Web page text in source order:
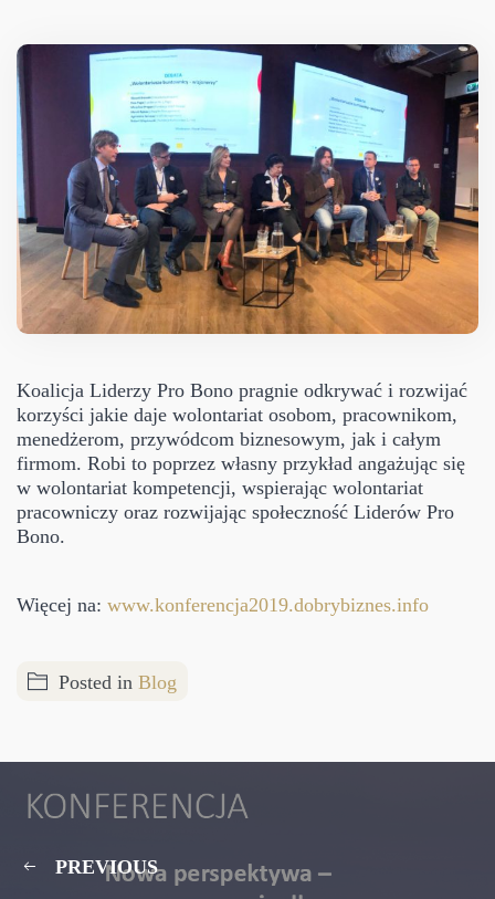
Koalicja Liderzy Pro Bono pragnie odkrywać i rozwijać
korzyści jakie daje wolontariat osobom, pracownikom,
menedżerom, przywódcom biznesowym, jak i całym
firmom. Robi to poprzez własny przykład angażując się
w wolontariat kompetencji, wspierając wolontariat
pracowniczy oraz rozwijając społeczność Liderów Pro
Bono.
Więcej na: www.konferencja2019.dobrybiznes.info
Posted in Blog
PREVIOUS